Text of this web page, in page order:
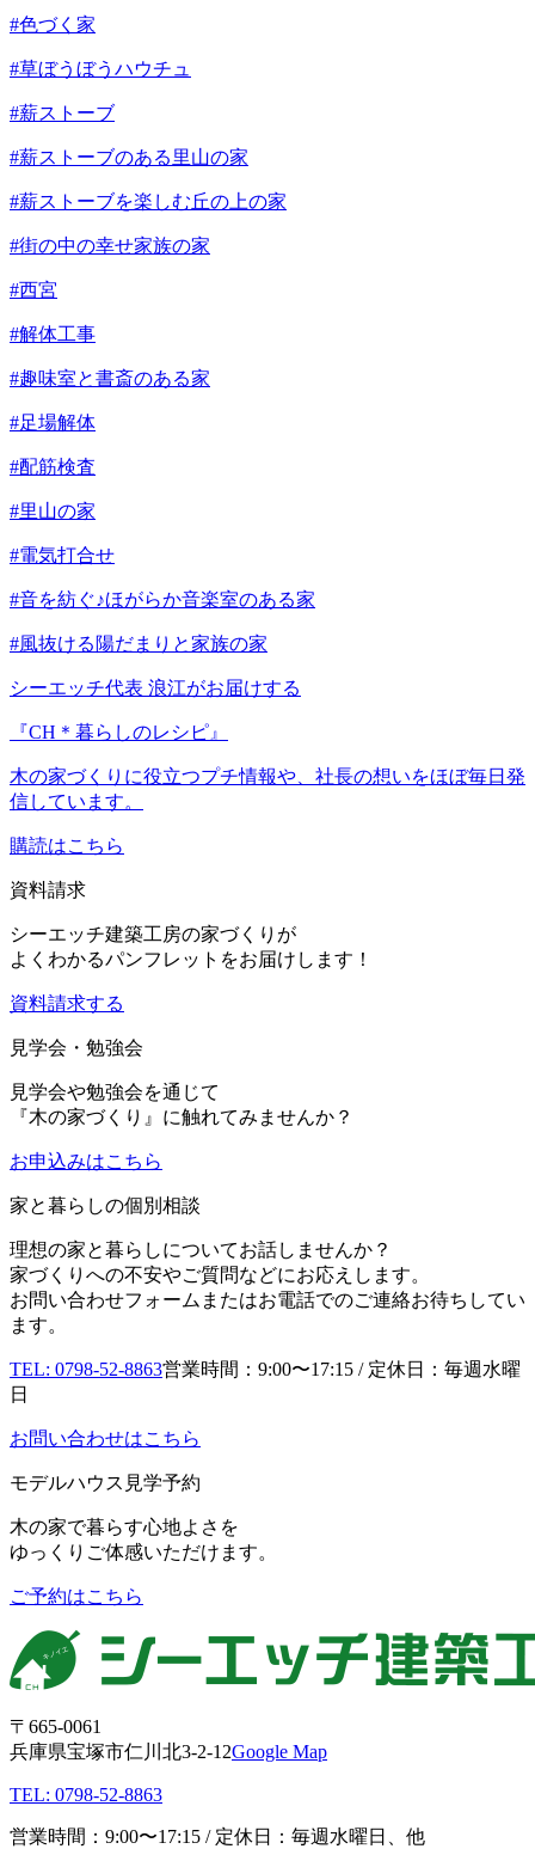
#色づく家
#草ぼうぼうハウチュ
#薪ストーブ
#薪ストーブのある里山の家
#薪ストーブを楽しむ丘の上の家
#街の中の幸せ家族の家
#西宮
#解体工事
#趣味室と書斎のある家
#足場解体
#配筋検査
#里山の家
#電気打合せ
#音を紡ぐ♪ほがらか音楽室のある家
#風抜ける陽だまりと家族の家
シーエッチ代表 浪江がお届けする
『CH＊暮らしのレシピ』
木の家づくりに役立つプチ情報や、社長の想いをほぼ毎日発
信しています。
購読はこちら
資料請求
シーエッチ建築工房の家づくりが
よくわかるパンフレットをお届けします！
資料請求する
見学会・勉強会
見学会や勉強会を通じて
『木の家づくり』に触れてみませんか？
お申込みはこちら
家と暮らしの個別相談
理想の家と暮らしについてお話しませんか？
家づくりへの不安やご質問などにお応えします。
お問い合わせフォームまたはお電話でのご連絡お待ちしてい
ます。
TEL: 0798-52-8863営業時間：9:00〜17:15 / 定休日：毎週水曜
日
お問い合わせはこちら
モデルハウス見学予約
木の家で暮らす心地よさを
ゆっくりご体感いただけます。
ご予約はこちら
〒665-0061
兵庫県宝塚市仁川北3-2-12Google Map
TEL: 0798-52-8863
営業時間：9:00〜17:15 / 定休日：毎週水曜日、他